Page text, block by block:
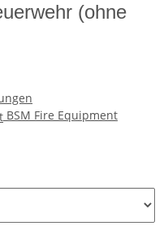
(ohne
BSM Fire Equipment